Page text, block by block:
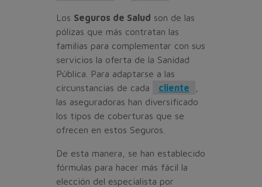
Los Seguros de Salud son de las
pólizas que más contratan las
familias para complementar con sus
servicios la oferta de la Sanidad
Pública. Para adaptarse a las
circunstancias de cada
cliente
las aseguradoras han diversificado
los tipos de coberturas que se
ofrecen en estos Seguros.
De esta manera, se han establecido
fórmulas para hacer más fácil la
elección del especialista por